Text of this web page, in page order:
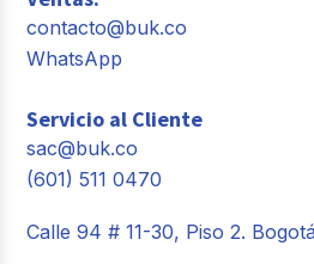
contacto@buk.co
WhatsApp
Servicio al Cliente
sac@buk.co
(601) 511 0470
Calle 94 # 11-30, Piso 2.